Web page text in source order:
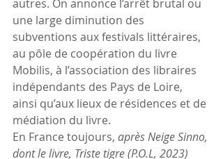
autres. On annonce l’arrêt brutal ou
une large diminution des
subventions aux festivals littéraires,
au pôle de coopération du livre
Mobilis, à l’association des libraires
indépendants des Pays de Loire,
ainsi qu’aux lieux de résidences et de
médiation du livre.
En France toujours, après Neige Sinno,
dont le livre, Triste tigre (P.O.L, 2023)